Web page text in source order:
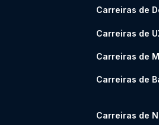
Carreiras de
Carreiras de
Carreiras de
Carreiras de
Carreiras de